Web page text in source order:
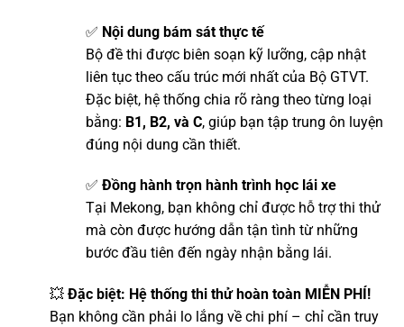
✅ Nội dung bám sát thực tế
Bộ đề thi được biên soạn kỹ lưỡng, cập nhật
liên tục theo cấu trúc mới nhất của Bộ GTVT.
Đặc biệt, hệ thống chia rõ ràng theo từng loại
bằng: B1, B2, và C, giúp bạn tập trung ôn luyện
đúng nội dung cần thiết.
✅ Đồng hành trọn hành trình học lái xe
Tại Mekong, bạn không chỉ được hỗ trợ thi thử
mà còn được hướng dẫn tận tình từ những
bước đầu tiên đến ngày nhận bằng lái.
💥 Đặc biệt: Hệ thống thi thử hoàn toàn MIỄN PHÍ!
Bạn không cần phải lo lắng về chi phí – chỉ cần truy